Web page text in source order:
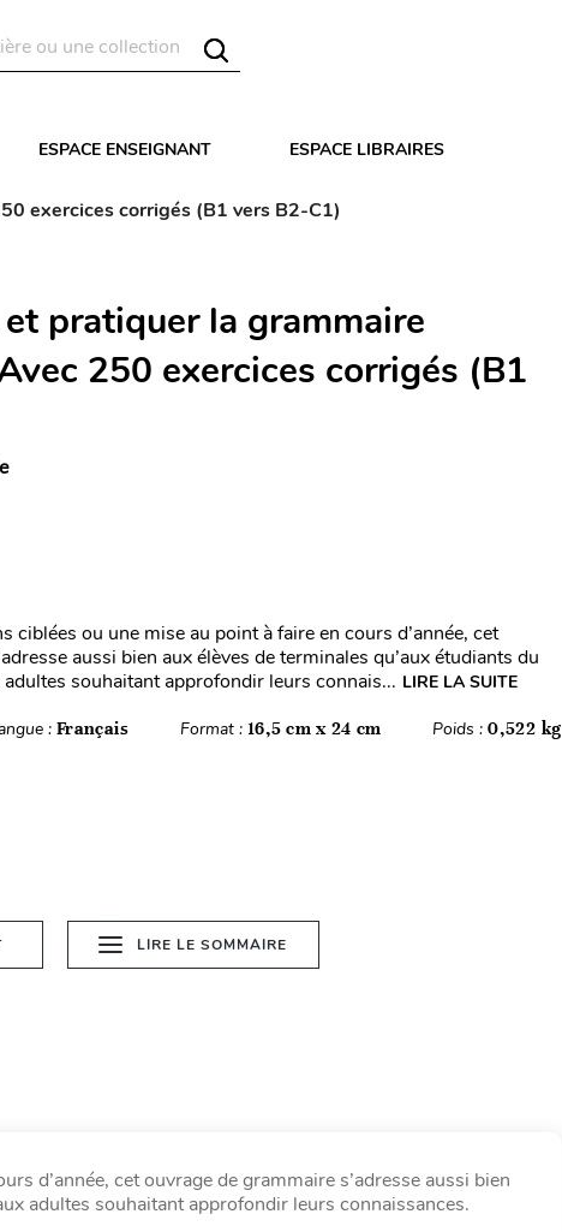
ESPACE ENSEIGNANT ESPACE LIBRAIRES
exercices corrigés (B1 vers B2-C1)
pratiquer la grammaire
250 exercices corrigés (B1
ciblées ou une mise au point à faire en cours d’année, cet
aussi bien aux élèves de terminales qu’aux étudiants du
souhaitant approfondir leurs connais... LIRE LA SUITE
: Français Format : 16,5 cm x 24 cm Poids :0,522 kg
LIRE LE SOMMAIRE
d’année, cet ouvrage de grammaire s’adresse aussi bien
adultes souhaitant approfondir leurs connaissances.